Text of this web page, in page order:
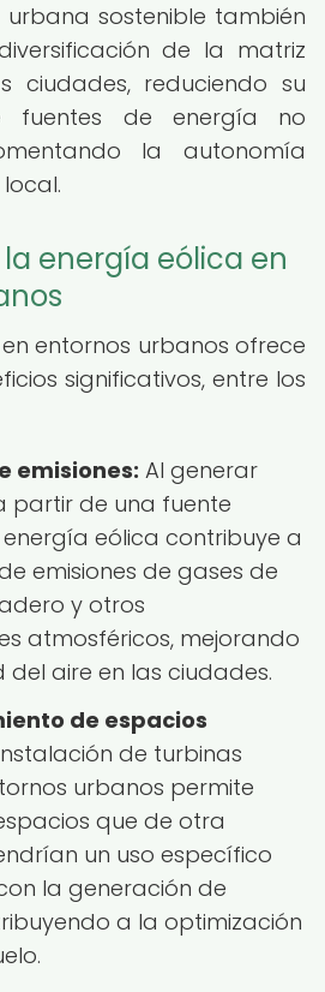
sostenible también
de la matriz
ciudades, reduciendo su
fuentes de energía no
la autonomía
energía eólica en
entornos urbanos ofrece
significativos, entre los
emisiones: Al generar
partir de una fuente
eólica contribuye a
emisiones de gases de
y otros
atmosféricos, mejorando
aire en las ciudades.
de espacios
de turbinas
urbanos permite
que de otra
un uso específico
la generación de
a la optimización